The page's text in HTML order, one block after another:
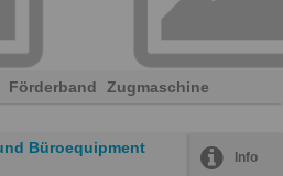
Förderband Zugmaschine
Büroequipment
Info